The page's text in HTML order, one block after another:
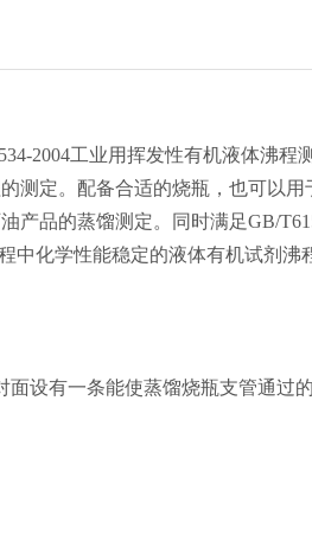
2004工业用挥发性有机液体沸程
测定。配备合适的烧瓶，也可以
品的蒸馏测定。同时满足GB/
中化学性能稳定的液体有机试剂沸
设有一条能使蒸馏烧瓶支管通过